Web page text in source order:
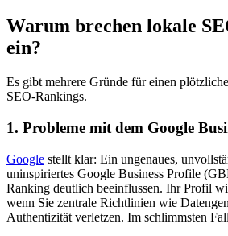
Warum brechen lokale
ein?
Es gibt mehrere Gründe für einen
SEO-Rankings.
1. Probleme mit dem Google
Google stellt klar: Ein ungenaues,
uninspiriertes Google Business Profile
Ranking deutlich beeinflussen. Ihr Profil
wenn Sie zentrale Richtlinien wie
Authentizität verletzen. Im schlimmsten